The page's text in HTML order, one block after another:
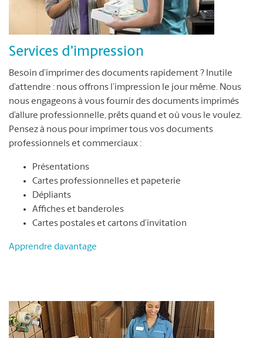
Services d’impression
Besoin d’imprimer des documents rapidement ? Inutile
d’attendre : nous offrons l’impression le jour même. Nous
nous engageons à vous fournir des documents imprimés
d’allure professionnelle, prêts quand et où vous le voulez.
Pensez à nous pour imprimer tous vos documents
professionnels et commerciaux :
Présentations
Cartes professionnelles et papeterie
Dépliants
Affiches et banderoles
Cartes postales et cartons d’invitation
Apprendre davantage